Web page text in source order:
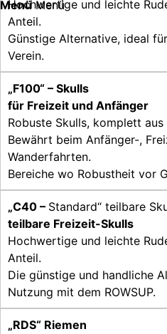
Menü Menü
Hochwertige und leichte
Anteil.
Günstige Alternative, ideal
Verein.
„F100“ – Skulls
für Freizeit und Anfänger
Robuste Skulls, komplett aus
Bewährt beim Anfänger-,
Wanderfahrten.
Bereiche wo Robustheit vor
„C40 – Standard“ teilbare
teilbare Freizeit-Skulls
Hochwertige und leichte
Anteil.
Die günstige und handliche
Nutzung mit dem ROWSUP.
„RDS“ Riemen